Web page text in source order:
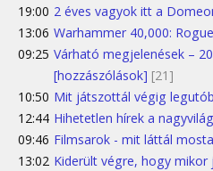
19:00 2 éves vagyok itt a
13:06 Warhammer 40,000:
09:25 Várható megjelenések –
[hozzászólások] [21]
10:50 Mit játszottál végig
12:44 Hihetetlen hírek a
09:46 Filmsarok - mit láttál
13:02 Kiderült végre, hogy